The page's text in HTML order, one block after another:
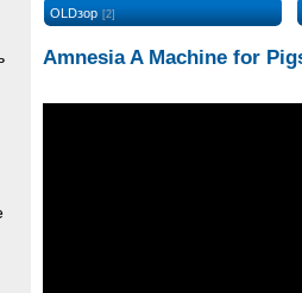
OLDзор [2]
Amnesia A Machine for